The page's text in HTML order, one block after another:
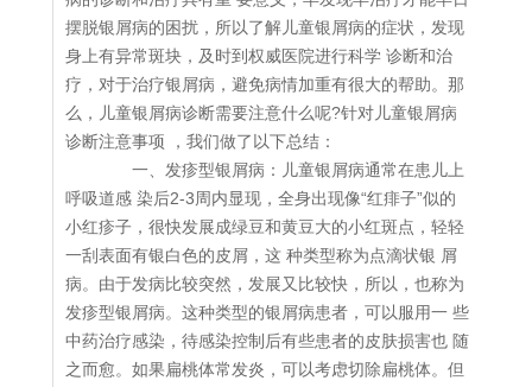
摆脱银屑病的困扰，所以了解儿童银屑病的症状，发现
身上有异常斑块，及时到权威医院进行科学 诊断和治
疗，对于治疗银屑病，避免病情加重有很大的帮助。那
么，儿童银屑病诊断需要注意什么呢?针对儿童银屑病
诊断注意事项 ，我们做了以下总结：
一、发疹型银屑病：儿童银屑病通常在患儿上
呼吸道感 染后2-3周内显现，全身出现像“红痱子”似的
小红疹子，很快发展成绿豆和黄豆大的小红斑点，轻轻
一刮表面有银白色的皮屑，这 种类型称为点滴状银 屑
病。由于发病比较突然，发展又比较快，所以，也称为
发疹型银屑病。这种类型的银屑病患者，可以服用一 些
中药治疗感染，待感染控制后有些患者的皮肤损害也 随
之而愈。如果扁桃体常发炎，可以考虑切除扁桃体。但